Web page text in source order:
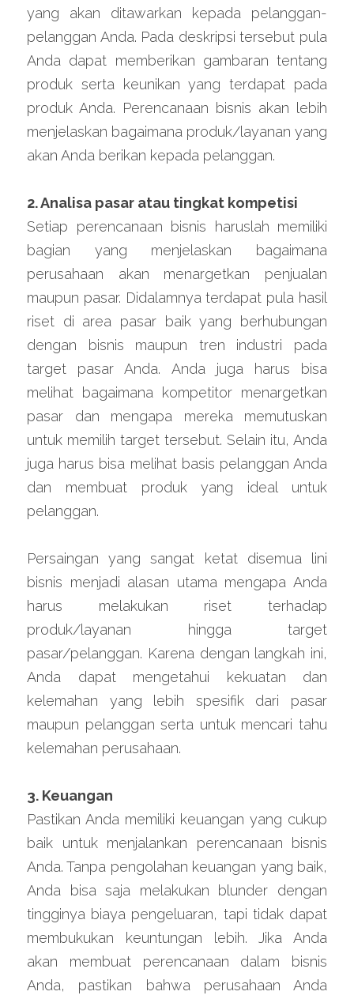
yang akan ditawarkan kepada pelanggan-
pelanggan Anda. Pada deskripsi tersebut pula
Anda dapat memberikan gambaran tentang
produk serta keunikan yang terdapat pada
produk Anda. Perencanaan bisnis akan lebih
menjelaskan bagaimana produk/layanan yang
akan Anda berikan kepada pelanggan.
2. Analisa pasar atau tingkat kompetisi
Setiap perencanaan bisnis haruslah memiliki
bagian yang menjelaskan bagaimana
perusahaan akan menargetkan penjualan
maupun pasar. Didalamnya terdapat pula hasil
riset di area pasar baik yang berhubungan
dengan bisnis maupun tren industri pada
target pasar Anda. Anda juga harus bisa
melihat bagaimana kompetitor menargetkan
pasar dan mengapa mereka memutuskan
untuk memilih target tersebut. Selain itu, Anda
juga harus bisa melihat basis pelanggan Anda
dan membuat produk yang ideal untuk
pelanggan.
Persaingan yang sangat ketat disemua lini
bisnis menjadi alasan utama mengapa Anda
harus melakukan riset terhadap
produk/layanan hingga target
pasar/pelanggan. Karena dengan langkah ini,
Anda dapat mengetahui kekuatan dan
kelemahan yang lebih spesifik dari pasar
maupun pelanggan serta untuk mencari tahu
kelemahan perusahaan.
3. Keuangan
Pastikan Anda memiliki keuangan yang cukup
baik untuk menjalankan perencanaan bisnis
Anda. Tanpa pengolahan keuangan yang baik,
Anda bisa saja melakukan blunder dengan
tingginya biaya pengeluaran, tapi tidak dapat
membukukan keuntungan lebih. Jika Anda
akan membuat perencanaan dalam bisnis
Anda, pastikan bahwa perusahaan Anda